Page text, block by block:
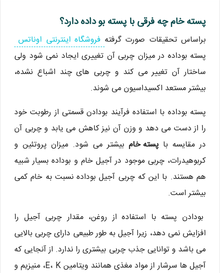
پسته خام چه فرقی با پسته بو داده دارد؟
براساس تحقیقات صورت گرفته فروشگاه اینترنتی اوناتس
پسته بوداده در میزان چربی آن تغییری ایجاد نمی شود ولی
ساختار آن تغییر می کند و چربی های چند اشباع نشده،
بیشتر مستعد اکسیداسیون می شوند.
پسته بوداده با استفاده فرآیند بودادن قسمتی از رطوبت خود
را از دست می دهد و وزن آن نیز کاهش می یابد و چربی آن
در مقایسه با پسته خام بیشتر می شود. میزان پروتئین و
کربوهیدرات، چربی موجود در آجیل خام و بوداده بسیار شبیه
هم هستند. با این که چربی آجیل بوداده نسبت به خام کمی
بیشتر است.
بودادن پسته با استفاده از روغن، مقدار چربی آجیل را
افزایش نمی دهد، زیرا آجیل به طور طبیعی دارای چربی بالایی
می باشد و توانایی جذب چربی بیشتری را ندارد. از آنجایی که
آجیل ها سرشار از مواد مغذی همانند ویتامین E، K، منیزیم و